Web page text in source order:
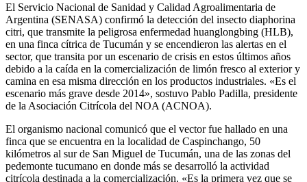
El Servicio Nacional de Sanidad y Calidad Agroalimentaria de
Argentina (SENASA) confirmó la detección del insecto diaphorina
citri, que transmite la peligrosa enfermedad huanglongbing (HLB),
en una finca cítrica de Tucumán y se encendieron las alertas en el
sector, que transita por un escenario de crisis en estos últimos años
debido a la caída en la comercialización de limón fresco al exterior y
camina en esa misma dirección en los productos industriales. «Es el
escenario más grave desde 2014», sostuvo Pablo Padilla, presidente
de la Asociación Citrícola del NOA (ACNOA).
El organismo nacional comunicó que el vector fue hallado en una
finca que se encuentra en la localidad de Caspinchango, 50
kilómetros al sur de San Miguel de Tucumán, una de las zonas del
pedemonte tucumano en donde más se desarrolló la actividad
citrícola destinada a la comercialización. «Es la primera vez que se